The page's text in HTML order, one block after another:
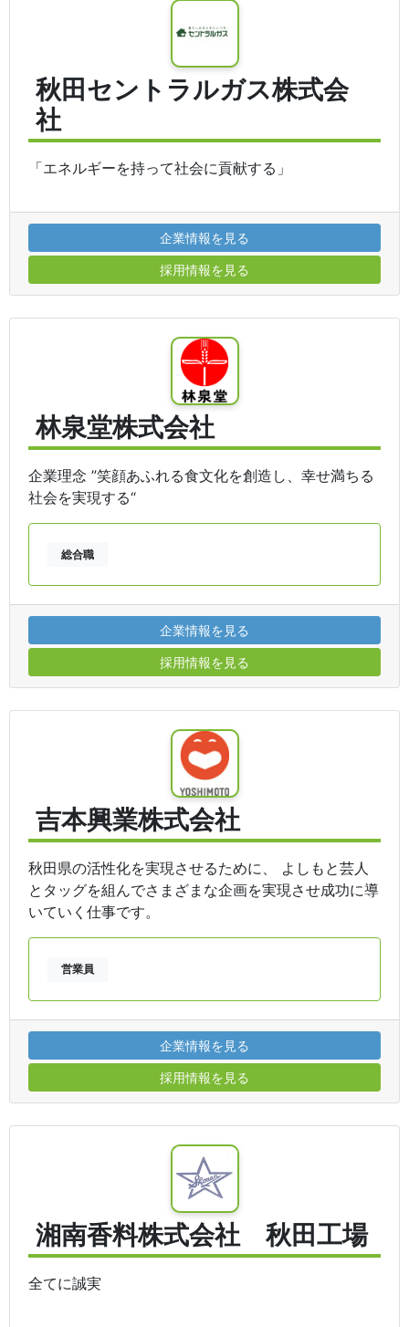
秋田セントラルガス株式会
社
「エネルギーを持って社会に貢献する」
企業情報を見る
採用情報を見る
林泉堂株式会社
企業理念 ”笑顔あふれる食文化を創造し、幸せ満ちる
社会を実現する“
総合職
企業情報を見る
採用情報を見る
吉本興業株式会社
秋田県の活性化を実現させるために、 よしもと芸人
とタッグを組んでさまざまな企画を実現させ成功に導
いていく仕事です。
営業員
企業情報を見る
採用情報を見る
湘南香料株式会社 秋田工場
全てに誠実